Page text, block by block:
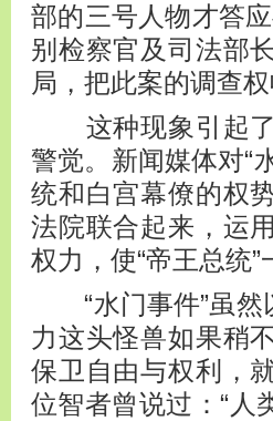
部的三号人物才答
别检察官及司法部
局，把此案的调查权
这种现象引起了
警觉。新闻媒体对“
统和白宫幕僚的权
法院联合起来，运
权力，使“帝王总统”
“水门事件”虽然
力这头怪兽如果稍
保卫自由与权利，
位智者曾说过：“人